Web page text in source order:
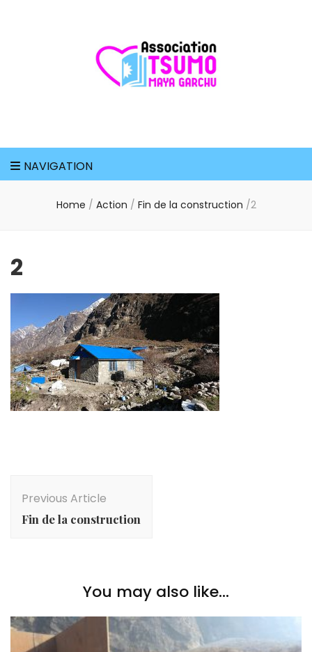
Tsumo Maya
Garchu
NAVIGATION
Home / Action / Fin de la construction /2
2
Navigation
Previous Article
Fin de la construction
You may also like...